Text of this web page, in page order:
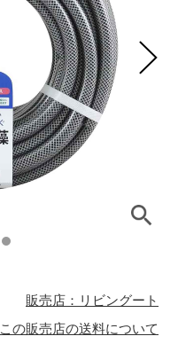
販売店：リビングート
この販売店の送料について